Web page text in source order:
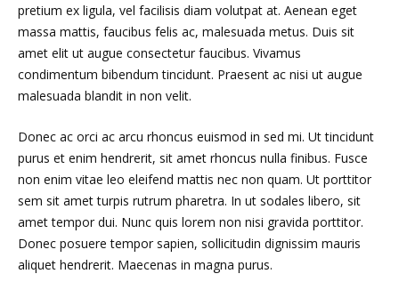
pretium ex ligula, vel facilisis diam volutpat at. Aenean eget
massa mattis, faucibus felis ac, malesuada metus. Duis sit
amet elit ut augue consectetur faucibus. Vivamus
condimentum bibendum tincidunt. Praesent ac nisi ut augue
malesuada blandit in non velit.
Donec ac orci ac arcu rhoncus euismod in sed mi. Ut tincidunt
purus et enim hendrerit, sit amet rhoncus nulla finibus. Fusce
non enim vitae leo eleifend mattis nec non quam. Ut porttitor
sem sit amet turpis rutrum pharetra. In ut sodales libero, sit
amet tempor dui. Nunc quis lorem non nisi gravida porttitor.
Donec posuere tempor sapien, sollicitudin dignissim mauris
aliquet hendrerit. Maecenas in magna purus.